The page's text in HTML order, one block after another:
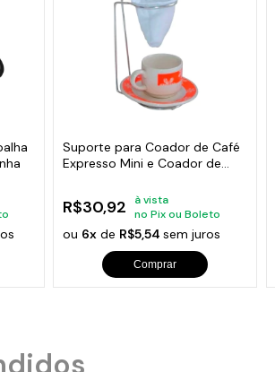
Suporte para Coador de Café
Expresso Mini e Coador de
R$30,92
à vista
no Pix ou Boleto
ou 6x de R$5,54sem juros
Comprar